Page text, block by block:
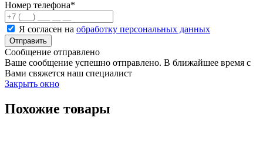
Номер телефона*
Я согласен на обработку персональных данных
Сообщение отправлено
Ваше сообщение успешно отправлено. В ближайшее время с
Вами свяжется наш специалист
Закрыть окно
Похожие товары